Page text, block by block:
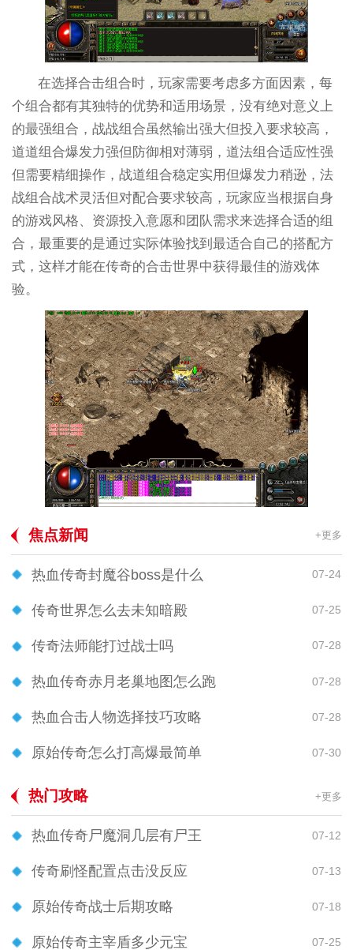
在选择合击组合时，玩家需要考虑多方面因素，每
个组合都有其独特的优势和适用场景，没有绝对意义上
的最强组合，战战组合虽然输出强大但投入要求较高，
道道组合爆发力强但防御相对薄弱，道法组合适应性强
但需要精细操作，战道组合稳定实用但爆发力稍逊，法
战组合战术灵活但对配合要求较高，玩家应当根据自身
的游戏风格、资源投入意愿和团队需求来选择合适的组
合，最重要的是通过实际体验找到最适合自己的搭配方
式，这样才能在传奇的合击世界中获得最佳的游戏体
验。
焦点新闻 +更多
热血传奇封魔谷boss是什么 07-24
传奇世界怎么去未知暗殿 07-25
传奇法师能打过战士吗 07-28
热血传奇赤月老巢地图怎么跑 07-28
热血合击人物选择技巧攻略 07-28
原始传奇怎么打高爆最简单 07-30
热门攻略 +更多
热血传奇尸魔洞几层有尸王 07-12
传奇刷怪配置点击没反应 07-13
原始传奇战士后期攻略 07-18
原始传奇主宰盾多少元宝 07-25